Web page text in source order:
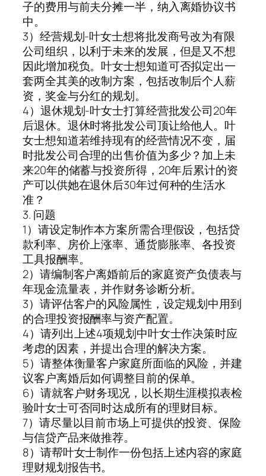
子的费用与前夫分摊一半，纳入离婚协议书
中。
3）经营规划-叶女士想将批发商号改为有限
公司组织，以利于未来的发展，但是又不想
因此增加税负。叶女士想知道可否拟定出一
套两全其美的改制方案，包括改制后个人薪
资，奖金与分红的规划。
4）退休规划-叶女士打算经营批发公司20年
后退休。退休时将批发公司顶让给他人。叶
女士想知道若维持现有的经营情况不变，届
时批发公司合理的出售价值为多少？加上未
来20年的储蓄与投资所得，20年后累计的资
产可以供她在退休后30年过何种的生活水
准？
3. 问题
1）请设定制作本方案所需合理假设，包括贷
款利率、房价上涨率、通货膨胀率、各投资
工具报酬率。
2）请编制客户离婚前后的家庭资产负债表与
年现金流量表，并作财务诊断分析。
3）请评估客户的风险属性，设定规划中用到
的合理投资报酬率与资产配置。
4）请列出上述4项规划中叶女士作决策时应
考虑的因素，并提出合理的解决方案。
5）请整体衡量客户家庭所面临的风险，并建
议客户离婚后如何调整目前的保单。
6）请就客户财务现况，以长期生涯模拟表检
验叶女士可否同时达成所有的理财目标。
7）请尽量以目前市场上可提供的投资、保险
与信贷产品来做推荐。
8）请帮叶女士制作一份包括上述内容的家庭
理财规划报告书。